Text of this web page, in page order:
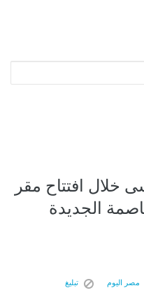
خلال افتتاح مقر
الجديدة
مصر اليوم تبليغ